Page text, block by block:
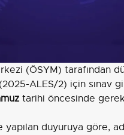
(ÖSYM) tarafından
(2025-ALES/2) için sınav
tarihi öncesinde
duyuruya göre,